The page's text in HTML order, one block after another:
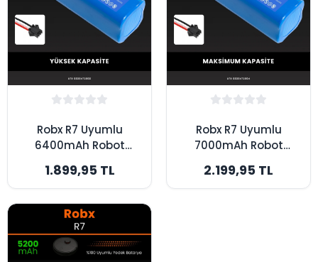
Robx R7 Uyumlu
6400mAh Robot
Yüksek Kapasite
1.899,95 TL
Robx R7 Uyumlu
7000mAh Robot
Maksimum Kapasite
2.199,95 TL